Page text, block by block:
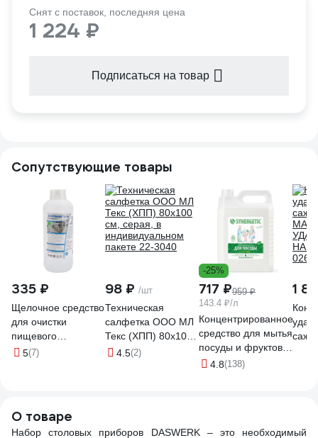
Снят с поставок, последняя цена
1 224 ₽
Подписаться на товар
Сопутствующие товары
335 ₽
Щелочное средство
для очистки
пищевого
оборудования 51АБ
5(7)
98 ₽ /шт
Техническая
салфетка ООО МЛ
Текс (ХПП) 80x100
см, серая, в
4.5(2)
-25%
717 ₽959 ₽
143.4 ₽/л
Концентрированное
средство для мытья
посуды и фруктов
Synergetic Алоэ
4.8(138)
1
сажи
О товаре
Набор столовых приборов DASWERK – это необходимый